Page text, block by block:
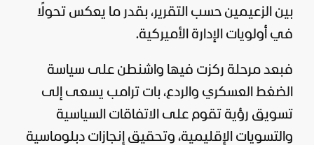
بين الزعيمين حسب التقرير، بقدر ما يعكس تحولًا
في أولويات الإدارة الأميركية.
فبعد مرحلة ركزت فيها واشنطن على سياسة
الضغط العسكري والردع، بات ترامب يسعى إلى
تسويق رؤية تقوم على الاتفاقات السياسية
والتسويات الإقليمية، وتحقيق إنجازات دبلوماسية